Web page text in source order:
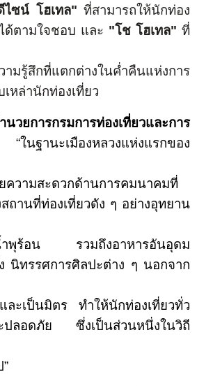
ไซน์ โฮเทล" ที่สามารถให้นักท่อง
ด้ตามใจชอบ และ "โช โฮเทล" ที่
มรู้สึกที่แตกต่างในค่ำคืนแห่งการ
หล่านักท่องเที่ยว
ยการกรมการท่องเที่ยวและการ
“ในฐานะเมืองหลวงแห่งแรกของ
ยความสะดวกด้านการคมนาคมที่
ถานที่ท่องเที่ยวดัง ๆ อย่างอุทยาน
ำพุร้อน รวมถึงอาหารอันอุดม
ทรรศการศิลปะต่าง ๆ นอกจาก
ละเป็นมิตร ทำให้นักท่องเที่ยวทั่ว
ะปลอดภัย ซึ่งเป็นส่วนหนึ่งในวิถี